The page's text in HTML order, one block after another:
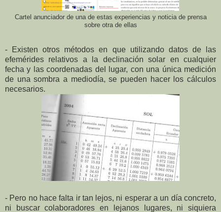
Cartel anunciador de una de estas experiencias y noticia de prensa
sobre otra de ellas
- Existen otros métodos en que utilizando datos de las
efemérides relativos a la declinación solar en cualquier
fecha y las coordenadas del lugar, con una única medición
de una sombra a mediodía, se pueden hacer los cálculos
necesarios.
- Pero no hace falta ir tan lejos, ni esperar a un día concreto,
ni buscar colaboradores en lejanos lugares, ni siquiera